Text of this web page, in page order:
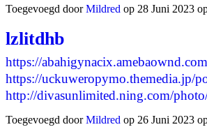
Toegevoegd doorMildred op 28 Juni 2023
lzlitdhb
https://
https://uckuweropymo.themedia.jp/
http://divasunlimited.ning.com/
Toegevoegd doorMildred op 26 Juni 2023